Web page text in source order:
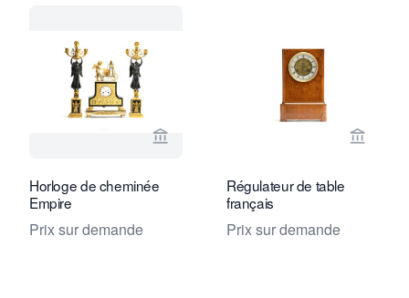
Voir la page vendeur de Toebosch
Horloge de cheminée
Empire
Prix sur demande
Voir la
Régulateur de table
français
Prix sur demande